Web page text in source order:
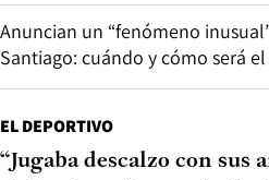
Anuncian un “fenómeno
Santiago: cuándo y cómo será
EL DEPORTIVO
“Jugaba descalzo con sus